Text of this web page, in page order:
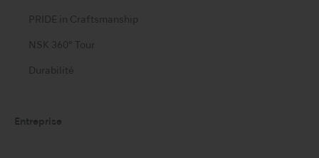
PRIDE in Craftsmanship
NSK 360° Tour
Durabilité
Entreprise